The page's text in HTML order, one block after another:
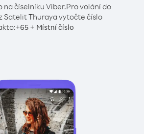
na číselníku Viber.Pro volání do
Satelit Thuraya vytočte číslo
+65+ Místní číslo